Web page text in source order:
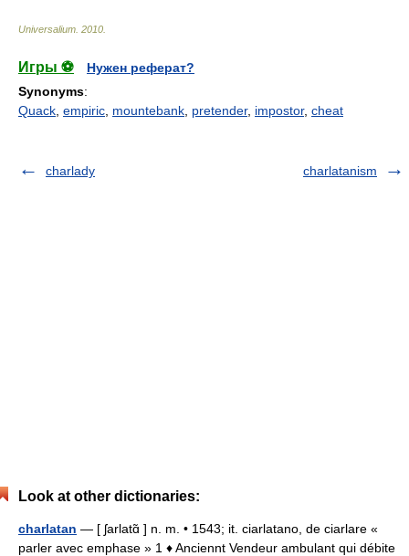
Universalium 2010
Игры ⚽
Нужен реферат?
Synonyms:
Quack empiric mountebank pretender, impostor, cheat
charlady charlatanism
Look at other dictionaries:
charlatan — [ ʃarlatɑ̃ ] n. m. • 1543; it. ciarlatano, de ciarlare «
parler avec emphase » 1 ♦ Anciennt Vendeur ambulant qui débite